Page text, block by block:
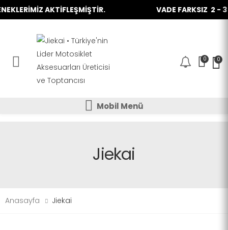
AKTİFLEŞMİŞTİR. VADE FARKSIZ 2 - 3 -
Mobil Menü 0 0
Mobil Menü
Mobil Menü
Jiekai
Anasayfa Jiekai